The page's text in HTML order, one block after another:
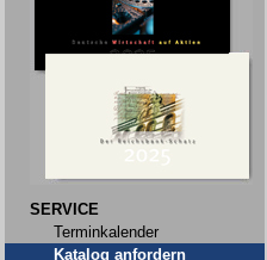
SERVICE
Terminkalender
Katalog anfordern